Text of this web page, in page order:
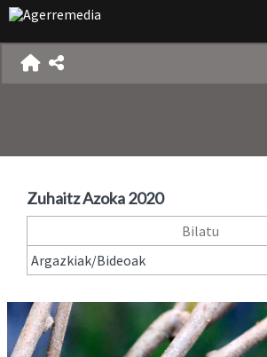
Zuhaitz Azoka 2020